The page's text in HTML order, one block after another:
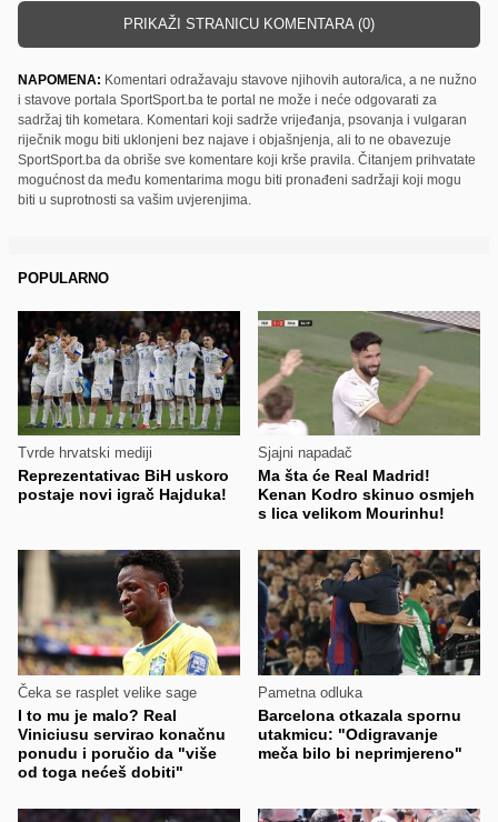
PRIKAŽI STRANICU KOMENTARA (0)
NAPOMENA: Komentari odražavaju stavove njihovih autora/ica, a ne nužno
i stavove portala SportSport.ba te portal ne može i neće odgovarati za
sadržaj tih kometara. Komentari koji sadrže vrijeđanja, psovanja i vulgaran
riječnik mogu biti uklonjeni bez najave i objašnjenja, ali to ne obavezuje
SportSport.ba da obriše sve komentare koji krše pravila. Čitanjem prihvatate
mogućnost da među komentarima mogu biti pronađeni sadržaji koji mogu
biti u suprotnosti sa vašim uvjerenjima.
POPULARNO
Tvrde hrvatski mediji
Reprezentativac BiH uskoro
postaje novi igrač Hajduka!
Sjajni napadač
Ma šta će Real Madrid!
Kenan Kodro skinuo osmjeh
s lica velikom Mourinhu!
Čeka se rasplet velike sage
I to mu je malo? Real
Viniciusu servirao konačnu
ponudu i poručio da "više
od toga nećeš dobiti"
Pametna odluka
Barcelona otkazala spornu
utakmicu: "Odigravanje
meča bilo bi neprimjereno"